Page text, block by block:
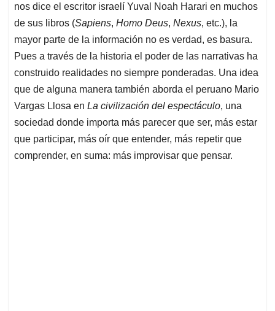
nos dice el escritor israelí Yuval Noah Harari en muchos
de sus libros (Sapiens, Homo Deus, Nexus, etc.), la
mayor parte de la información no es verdad, es basura.
Pues a través de la historia el poder de las narrativas ha
construido realidades no siempre ponderadas. Una idea
que de alguna manera también aborda el peruano Mario
Vargas Llosa en La civilización del espectáculo, una
sociedad donde importa más parecer que ser, más estar
que participar, más oír que entender, más repetir que
comprender, en suma: más improvisar que pensar.